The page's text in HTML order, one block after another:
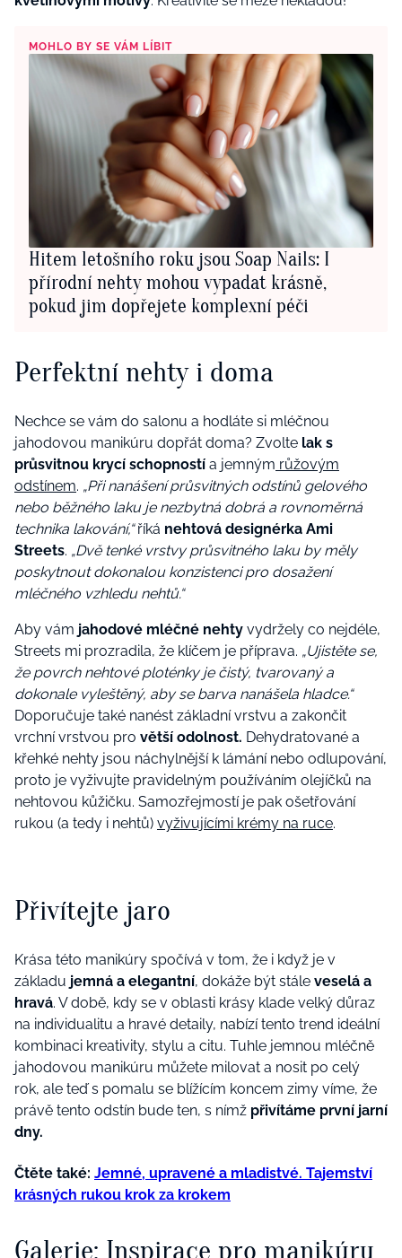
MOHLO BY SE VÁM LÍBIT
Hitem letošního roku jsou Soap Nails: I
přírodní nehty mohou vypadat krásně,
pokud jim dopřejete komplexní péči
Perfektní nehty i doma
Nechce se vám do salonu a hodláte si mléčnou
jahodovou manikúru dopřát doma? Zvolte lak s
průsvitnou krycí schopností a jemným růžovým
odstínem. „Při nanášení průsvitných odstínů gelového
nebo běžného laku je nezbytná dobrá a rovnoměrná
technika lakování,“říká nehtová designérka Ami
Streets. „Dvě tenké vrstvy průsvitného laku by měly
poskytnout dokonalou konzistenci pro dosažení
mléčného vzhledu nehtů.“
Aby vám jahodové mléčné nehty vydržely co nejdéle,
Streets mi prozradila, že klíčem je příprava. „Ujistěte se,
že povrch nehtové ploténky je čistý, tvarovaný a
dokonale vyleštěný, aby se barva nanášela hladce.“
Doporučuje také nanést základní vrstvu a zakončit
vrchní vrstvou pro větší odolnost. Dehydratované a
křehké nehty jsou náchylnější k lámání nebo odlupování,
proto je vyživujte pravidelným používáním olejíčků na
nehtovou kůžičku. Samozřejmostí je pak ošetřování
rukou (a tedy i nehtů) vyživujícími krémy na ruce.
Přivítejte jaro
Krása této manikúry spočívá v tom, že i když je v
základu jemná a elegantní, dokáže být stále veselá a
hravá. V době, kdy se v oblasti krásy klade velký důraz
na individualitu a hravé detaily, nabízí tento trend ideální
kombinaci kreativity, stylu a citu. Tuhle jemnou mléčně
jahodovou manikúru můžete milovat a nosit po celý
rok, ale teď s pomalu se blížícím koncem zimy víme, že
právě tento odstín bude ten, s nímž přivítáme první jarní
dny.
Čtěte také: Jemné, upravené a mladistvé. Tajemství
krásných rukou krok za krokem
Galerie: Inspirace pro manikúru